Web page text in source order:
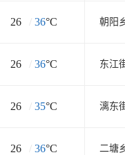
26 / 36°C 朝阳
26 / 36°C 东江
26 / 35°C 漓东
26 / 36°C 二塘